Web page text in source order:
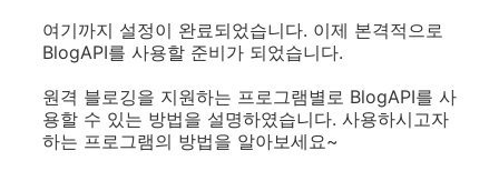
여기까지 설정이 완료되었습니다. 이제 본격적으로
BlogAPI를 사용할 준비가 되었습니다.
원격 블로깅을 지원하는 프로그램별로 BlogAPI를 사
용할 수 있는 방법을 설명하였습니다. 사용하시고자
하는 프로그램의 방법을 알아보세요~